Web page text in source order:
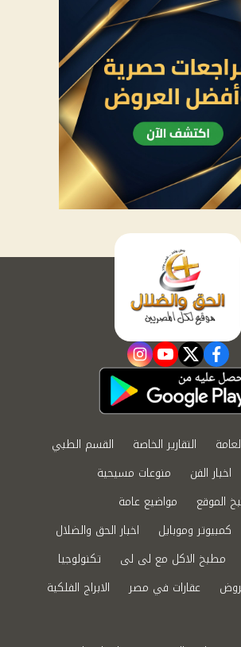
facebook
twitter
youtube
instagram
التقارير الخاصة
القسم الطبي
اخبار الفن
منوعات مسيحية
الموقع
مواضيع عامة
كمبيوتر وموبايل
اخبار الحق والضلال
مطبخ الاكل مع لى لى
تكنولوجيا
عقارات في مصر
الابراج الفلكية